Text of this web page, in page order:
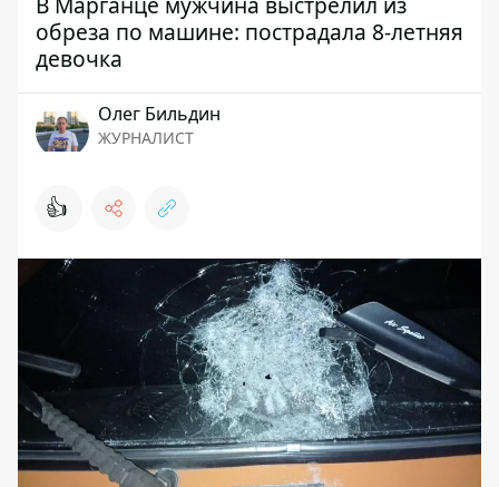
обреза по машине: пострадала 8-летняя
девочка
Олег Бильдин
ЖУРНАЛИСТ
👍